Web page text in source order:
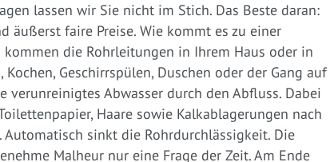
lassen wir Sie nicht im Stich. Das Beste daran:
äußerst faire Preise. Wie kommt es zu einer
die Rohrleitungen in Ihrem Haus oder in
Geschirrspülen, Duschen oder der Gang auf
Abwasser durch den Abfluss. Dabei
Haare sowie Kalkablagerungen nach
sinkt die Rohrdurchlässigkeit. Die
Malheur nur eine Frage der Zeit. Am Ende